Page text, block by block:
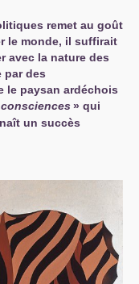
remet au goût
le monde, il suffirait
avec la nature des
par des
le paysan ardéchois
» qui
un succès